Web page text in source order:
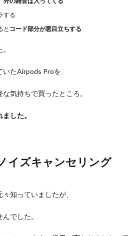
する
と コード部分が悪目立ちする
いたAirpods Proを
気持ちで買ったところ。
した。
イズキャンセリング
知っていましたが、
でした。